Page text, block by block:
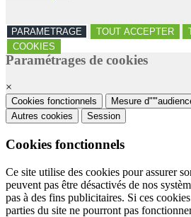
PARAMETRAGE TOUT ACCEPTER
COOKIES
Paramétrages de cookies
×
Cookies fonctionnels Mesure
Autres cookies
Session
Cookies fonctionnels
Ce site utilise des cookies pour assurer
peuvent pas être désactivés de nos
pas à des fins publicitaires. Si ces
parties du site ne pourront pas